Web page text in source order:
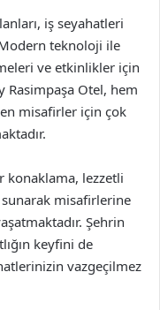
iş seyahatleri
teknoloji ile
ve etkinlikler için
Rasimpaşa Otel, hem
misafirler için çok
konaklama, lezzetli
misafirlerine
Şehrin
keyfini de
vazgeçilmez